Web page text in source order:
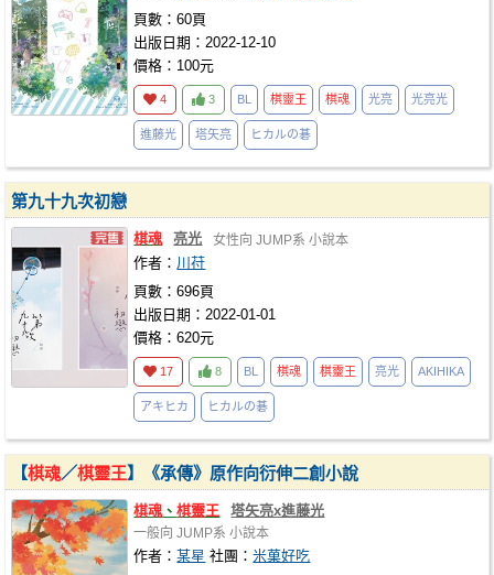
頁數：60頁
出版日期：2022-12-10
價格：100元
4 3 BL 棋靈王 棋魂 光亮 光亮光
進藤光 塔矢亮 ヒカルの碁
第九十九次初戀
棋魂 亮光 女性向 JUMP系 小說本
作者： 川苻
頁數：696頁
出版日期：2022-01-01
價格：620元
17 8 BL 棋魂 棋靈王 亮光 AKIHIKA
アキヒカ ヒカルの碁
【棋魂／棋靈王】《承傳》原作向衍伸二創小說
棋魂 、棋靈王 塔矢亮x進藤光
一般向 JUMP系 小說本
作者：某星 社團：米菓好吃